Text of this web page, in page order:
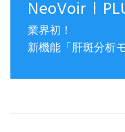
業界初！
新機能「肝斑分析